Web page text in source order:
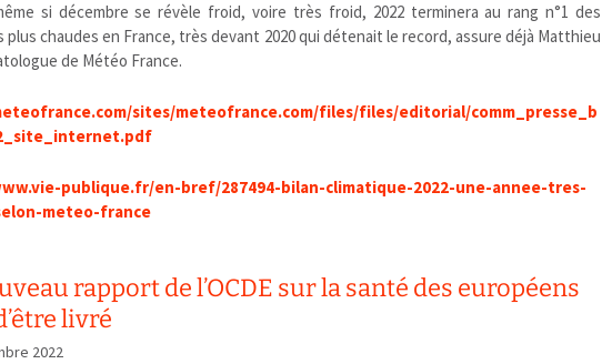
si décembre se révèle froid, voire très froid, 2022 terminera au rang n°1 des
plus chaudes en France, très devant 2020 qui détenait le record, assure déjà Matthieu
de Météo France.
sites/meteofrance.com/files/files/editorial/comm_presse_b
publique.fr/en-bref/287494-bilan-climatique-2022-une-annee-tres-
meteo-france
rapport de l’OCDE sur la santé des européens
livré
2022